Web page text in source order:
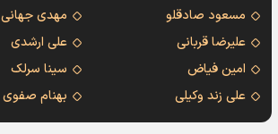
مسعود صادقلو
مهدی جهانی
علیرضا قربانی
علی ارشدی
امین فیاض
سینا سرلک
علی زند وکیلی
بهنام صفوی